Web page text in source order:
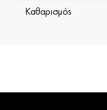
Καθαρισμός